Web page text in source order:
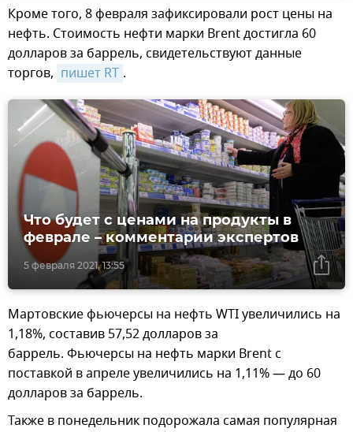
Кроме того, 8 февраля зафиксировали рост цены на
нефть. Стоимость нефти марки Brent достигла 60
долларов за баррель, свидетельствуют данные
торгов, пишет RT .
5 февраля 2021, 13:55
Что будет с ценами на продукты в
феврале – комментарии экспертов
Мартовские фьючерсы на нефть WTI увеличились на
1,18%, составив 57,52 долларов за
баррель. Фьючерсы на нефть марки Brent с
поставкой в апреле увеличились на 1,11% — до 60
долларов за баррель.
Также в понедельник подорожала самая популярная